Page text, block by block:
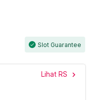
check Slot Guarantee
Lihat RS chevron_right